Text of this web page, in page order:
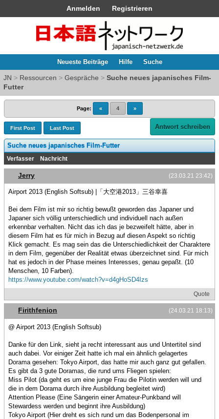
Anmelden Registrieren
Neueste Beiträge Hilfe Suche
JN > Ressourcen > Gespräche > Suche neues japanisches Film-
Futter
Page: « 4 »
First Post Last Post Antwort schreiben
Suche neues japanisches Film-Futter
Verfasser Nachricht
(23.03.21 23:42)
Jerry
Airport 2013 (English Softsub) |「大空港2013」三谷幸喜
Bei dem Film ist mir so richtig bewußt geworden das Japaner und
Japaner sich völlig unterschiedlich und individuell nach außen
erkennbar verhalten. Nicht das ich das je bezweifelt hätte, aber in
diesem Film hat es für mich in Bezug auf diesen Aspekt so richtig
Klick gemacht. Es mag sein das die Unterschiedlichkeit der Charaktere
in dem Film, gegenüber der Realität etwas überzeichnet sind. Für mich
hat es jedoch in der Phase meines Interesses, genau gepaßt. (10
Menschen, 10 Farben).
https://www.youtube.com/watch?v=d4gHoSD4Izs
Quote
(24.03.21 18:13)
Firithfenion
@ Airport 2013 (English Softsub)
Danke für den Link, sieht ja recht interessant aus und Untertitel sind
auch dabei. Vor einiger Zeit hatte ich mal ein ähnlich gelagertes
Dorama gesehen: Tokyo Airport, das hatte mir auch ganz gut gefallen.
Es gibt da 3 gute Doramas, die rund ums Fliegen spielen:
Miss Pilot (da geht es um eine junge Frau die Pilotin werden will und
die in dem Dorama durch ihre Ausbildung begleitet wird)
Attention Please (Eine Sängerin einer Amateur-Punkband will
Stewardess werden und beginnt ihre Ausbildung)
Tokyo Airport (Hier dreht es sich rund um das Bodenpersonal im